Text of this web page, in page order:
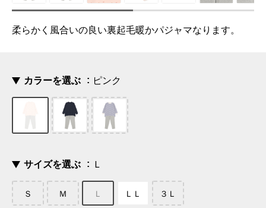
柔らかく風合いの良い裏起毛暖かパジャマなります。
カラーを選ぶ ピンク
サイズを選ぶ Ｌ
Ｓ Ｍ Ｌ ＬＬ ３Ｌ